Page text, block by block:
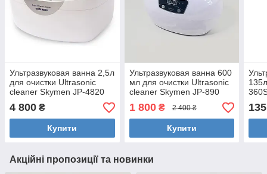
Ультразвуковая ванна 2,5л
для очистки Ultrasonic
cleaner Skymen JP-4820
очиститель)
4 800 ₴
Купити
Ультразвуковая ванна 600
мл для очистки Ultrasonic
cleaner Skymen JP-890
очиститель)
1 800₴ 2 400 ₴
Купити
Акційні пропозиції та новинки